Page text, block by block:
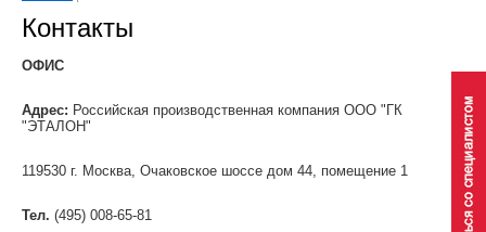
Контакты
ОФИС
Адрес: Российская производственная компания ООО "ГК
"ЭТАЛОН"
119530 г. Москва, Очаковское шоссе дом 44, помещение 1
Тел. (495) 008-65-81